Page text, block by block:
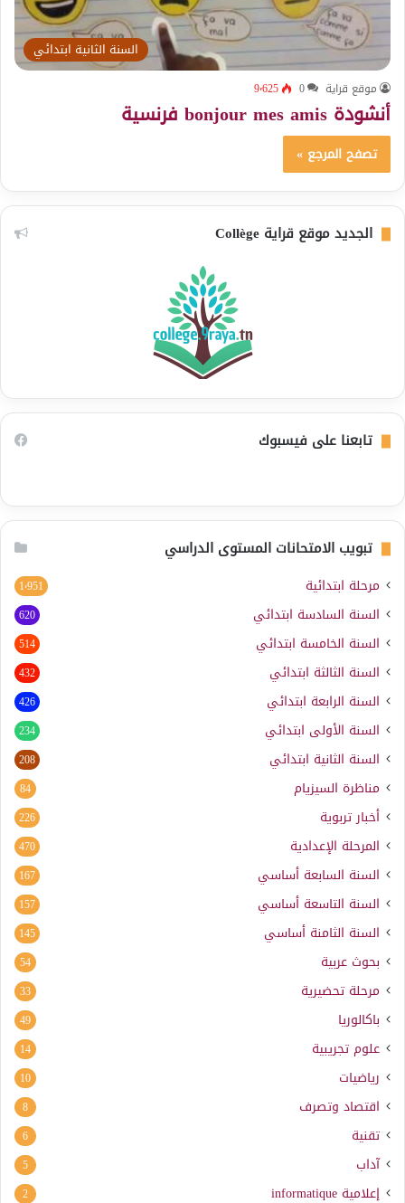
السنة الثانية ابتدائي
موقع قراية 0 9٬625
أنشودة bonjour mes amis فرنسية
تصفح المرجع »
الجديد موقع قراية Collège
تابعنا على فيسبوك
تبويب الامتحانات المستوى الدراسي
مرحلة ابتدائية 1٬951
السنة السادسة ابتدائي 620
السنة الخامسة ابتدائي 514
السنة الثالثة ابتدائي 432
السنة الرابعة ابتدائي 426
السنة الأولى ابتدائي 234
السنة الثانية ابتدائي 208
مناظرة السيزيام 84
أخبار تربوية 226
المرحلة الإعدادية 470
السنة السابعة أساسي 167
السنة التاسعة أساسي 157
السنة الثامنة أساسي 145
بحوث عربية 54
مرحلة تحضيرية 33
باكالوريا 49
علوم تجريبية 14
رياضيات 10
اقتصاد وتصرف 8
تقنية 6
آداب 5
إعلامية informatique
2